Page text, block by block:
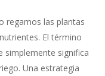
regamos las plantas
El término
simplemente significa
Una estrategia